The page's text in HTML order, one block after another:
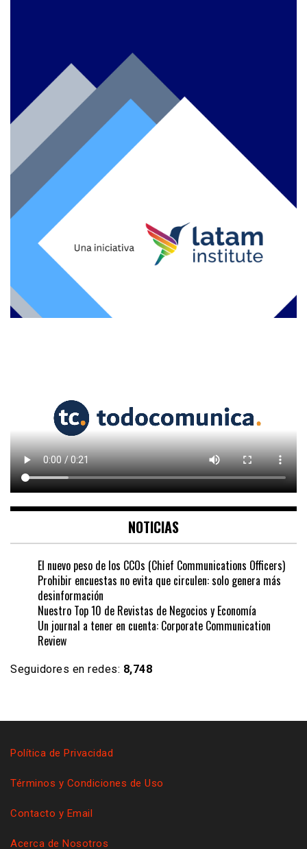
NOTICIAS
El nuevo peso de los CCOs (Chief Communications Officers)
Prohibir encuestas no evita que circulen: solo genera más
desinformación
Nuestro Top 10 de Revistas de Negocios y Economía
Un journal a tener en cuenta: Corporate Communication
Review
Seguidores en redes: 8,748
Política de Privacidad
Términos y Condiciones de Uso
Contacto y Email
Acerca de Nosotros